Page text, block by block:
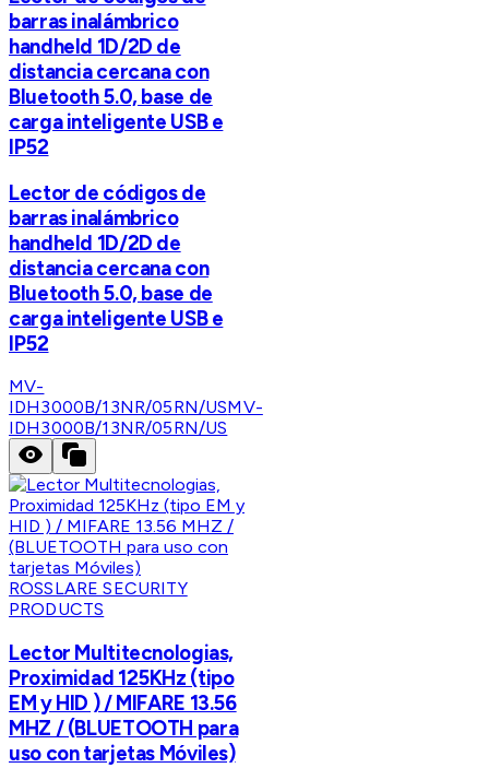
barras inalámbrico
handheld 1D/2D de
distancia cercana con
Bluetooth 5.0, base de
carga inteligente USB e
IP52
Lector de códigos de
barras inalámbrico
handheld 1D/2D de
distancia cercana con
Bluetooth 5.0, base de
carga inteligente USB e
IP52
MV-
IDH3000B/13NR/05RN/USMV-
IDH3000B/13NR/05RN/US
ROSSLARE SECURITY
PRODUCTS
Lector Multitecnologias,
Proximidad 125KHz (tipo
EM y HID ) / MIFARE 13.56
MHZ / (BLUETOOTH para
uso con tarjetas Móviles)